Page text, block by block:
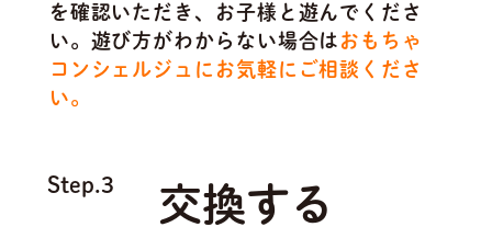
を確認いただき、お子様と遊んでくださ
い。遊び方がわからない場合は おもちゃ
コンシェルジュにお気軽にご相談くださ
い。
Step.3 交換する